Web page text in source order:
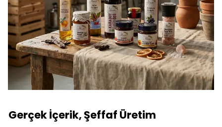
Gerçek İçerik, Şeffaf Üretim